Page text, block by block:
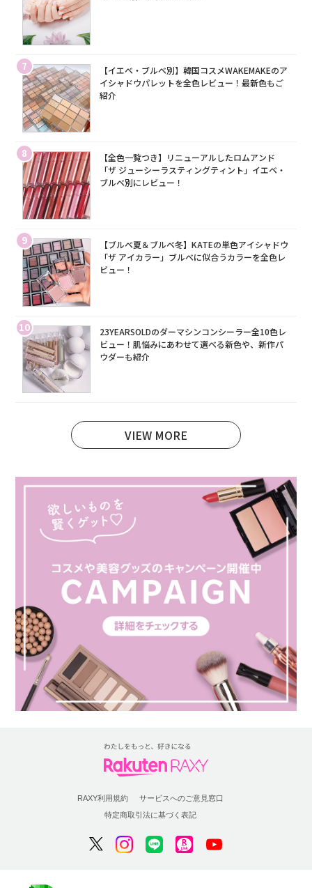
7
【イエベ・ブルベ別】韓国コスメWAKEMAKEのア
イシャドウパレットを全色レビュー！最新色もご
紹介
8
【全色一覧つき】リニューアルしたロムアンド
「ザ ジューシーラスティングティント」イエベ・
ブルベ別にレビュー！
9
【ブルベ夏＆ブルベ冬】KATEの単色アイシャドウ
「ザ アイカラー」ブルベに似合うカラーを全色レ
ビュー！
10
23YEARSOLDのダーマシンコンシーラー全10色レ
ビュー！肌悩みにあわせて選べる新色や、新作パ
ウダーも紹介
VIEW MORE
RAXY利用規約
サービスへのご意見窓口
特定商取引法に基づく表記